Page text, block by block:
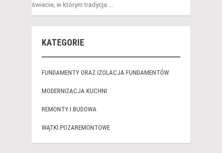
świecie, w którym tradycja …
KATEGORIE
FUNDAMENTY ORAZ IZOLACJA FUNDAMENTÓW
MODERNIZACJA KUCHNI
REMONTY I BUDOWA
WĄTKI POZAREMONTOWE